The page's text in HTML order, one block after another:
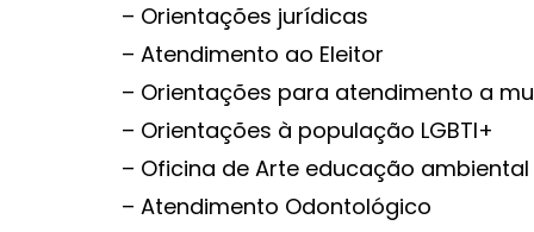
– Orientações jurídicas
– Atendimento ao Eleitor
– Orientações para atendimento a
– Orientações à população LGBTI+
– Oficina de Arte educação
– Atendimento Odontológico